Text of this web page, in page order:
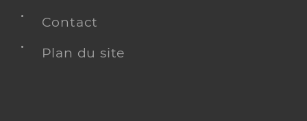
Contact
Plan du site